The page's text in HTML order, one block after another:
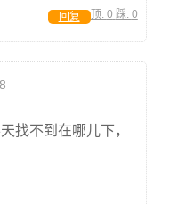
顶: 0 踩: 0
回复
找不到在哪儿下，